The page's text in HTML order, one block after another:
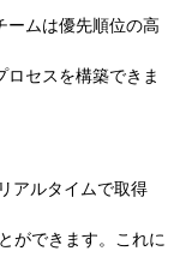
ームは優先順位の高
セスを構築できま
アルタイムで取得
ができます。これに